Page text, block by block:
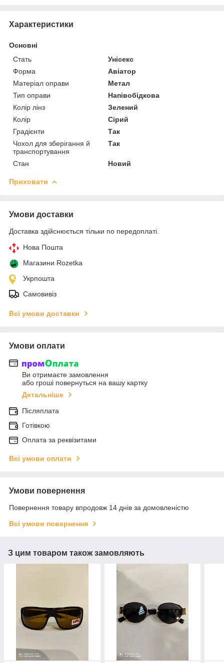
Характеристики
Основні
Стать
Унісекс
Форма
Авіатор
Матеріал оправи
Метал
Тип оправи
Напівобідкова
Колір лінз
Зелений
Колір
Сірий
Градієнти
Так
Чохол для зберігання й
транспортування
Так
Стан Новий
Приховати
Умови доставки
Доставка здійснюється тільки по передоплаті.
Нова Пошта
Магазини Rozetka
Укрпошта
Самовивіз
Всі умови доставки
Умови оплати
Ви отримаєте замовлення
або гроші повернуться на вашу картку
Детальніше
Післяплата
Готівкою
Оплата за реквізитами
Всі умови оплати
Умови повернення
Повернення товару впродовж 14 днів за домовленістю
Всі умови повернення
З цим товаром також замовляють